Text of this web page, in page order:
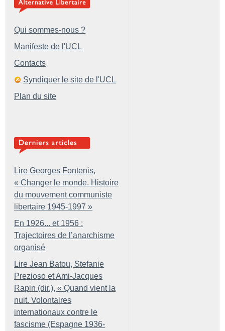
Qui sommes-nous ?
Manifeste de l'UCL
Contacts
Syndiquer le site de l'UCL
Plan du site
Lire Georges Fontenis,
« Changer le monde. Histoire
du mouvement communiste
libertaire 1945-1997 »
En 1926... et 1956 :
Trajectoires de l’anarchisme
organisé
Lire Jean Batou, Stefanie
Prezioso et Ami-Jacques
Rapin (dir.), « Quand vient la
nuit. Volontaires
internationaux contre le
fascisme (Espagne 1936-